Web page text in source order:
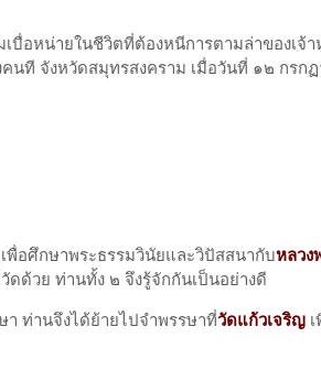
บื่อหน่ายในชีวิตที่ต้องหนีการตามล่าของเจ้
คนที จังหวัดสมุทรสงคราม เมื่อวันที่ ๑๒ กร
เพื่อศึกษาพระธรรมวินัยและวิปัสสนากับหลวง
ด้วย ท่านทั้ง ๒ จึงรู้จักกันเป็นอย่างดี
า ท่านจึงได้ย้ายไปจำพรรษาที่วัดแก้วเจริญ